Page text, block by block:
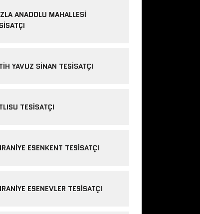
ANADOLU MAHALLESI
YAVUZ SINAN TESISATÇI
TESISATÇI
ESENKENT TESISATÇI
ESENEVLER TESISATÇI